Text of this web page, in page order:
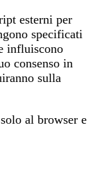
esterni per
specificati
influiscono
consenso in
sulla
al browser e